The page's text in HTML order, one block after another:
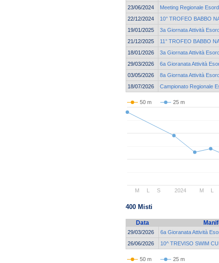
23/06/2024
Meeting Regionale
22/12/2024
10° TROFEO BABBO
19/01/2025
3a Giornata Attività
21/12/2025
11° TROFEO BABBO
18/01/2026
3a Giornata Attività
29/03/2026
6a Gioranata Attività
03/05/2026
8a Giornata Attività
18/07/2026
Campionato Regionale
50 m 25 m
2024
M L S M L
400 Misti
Data
29/03/2026
6a Gioranata Attività
26/06/2026
10^ TREVISO SWIM
50 m 25 m